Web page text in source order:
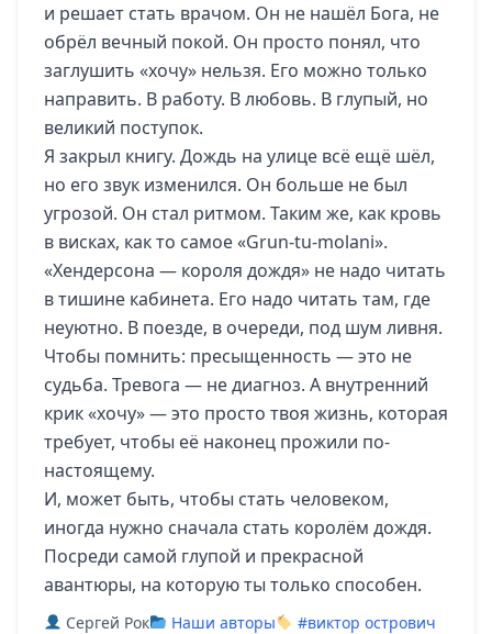
и решает стать врачом. Он не нашёл Бога, не
обрёл вечный покой. Он просто понял, что
заглушить «хочу» нельзя. Его можно только
направить. В работу. В любовь. В глупый, но
великий поступок.
Я закрыл книгу. Дождь на улице всё ещё шёл,
но его звук изменился. Он больше не был
угрозой. Он стал ритмом. Таким же, как кровь
в висках, как то самое «Grun-tu-molani».
«Хендерсона — короля дождя» не надо читать
в тишине кабинета. Его надо читать там, где
неуютно. В поезде, в очереди, под шум ливня.
Чтобы помнить: пресыщенность — это не
судьба. Тревога — не диагноз. А внутренний
крик «хочу» — это просто твоя жизнь, которая
требует, чтобы её наконец прожили по-
настоящему.
И, может быть, чтобы стать человеком,
иногда нужно сначала стать королём дождя.
Посреди самой глупой и прекрасной
авантюры, на которую ты только способен.
Сергей Рок Наши авторы #виктор острович